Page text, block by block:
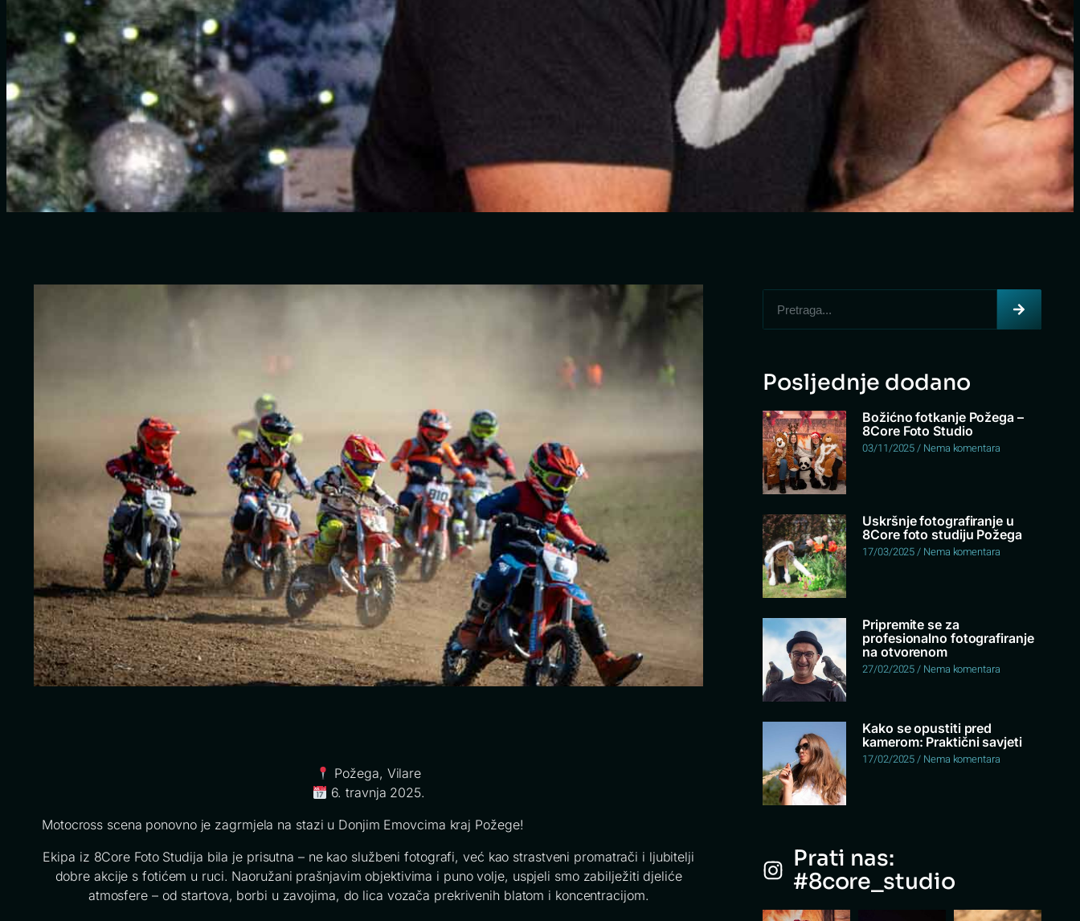
Požega, Vilare
6. travnja 2025.
Motocross scena ponovno je zagrmjela na stazi u Donjim Emovcima kraj Požege!
Ekipa iz 8Core Foto Studija bila je prisutna – ne kao službeni fotografi, već kao strastveni promatrači i ljubitelji
dobre akcije s fotićem u ruci. Naoružani prašnjavim objektivima i puno volje, uspjeli smo zabilježiti djeliće
atmosfere – od startova, borbi u zavojima, do lica vozača prekrivenih blatom i koncentracijom.
Posljednje dodano
Božićno fotkanje Požega –
8Core Foto Studio
03/11/2025 Nema komentara
Uskršnje fotografiranje u
8Core foto studiju Požega
17/03/2025 Nema komentara
Pripremite se za
profesionalno fotografiranje
na otvorenom
27/02/2025 Nema komentara
Kako se opustiti pred
kamerom: Praktični savjeti
17/02/2025 Nema komentara
Prati nas:
#8core_studio